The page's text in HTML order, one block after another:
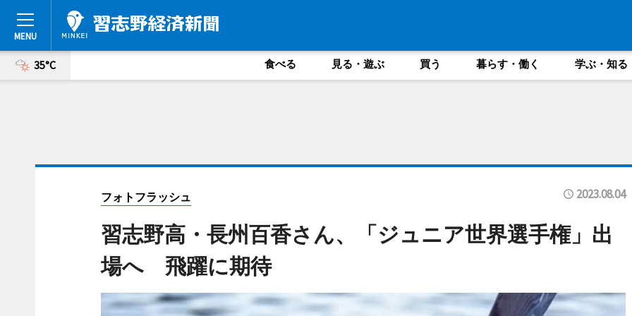
35°C 食べる 見る・遊ぶ 買う 暮らす・働く 学ぶ・知る
フォトフラッシュ 2023.08.04
習志野高・長州百香さん、「ジュニア世界選手権」出
場へ 飛躍に期待